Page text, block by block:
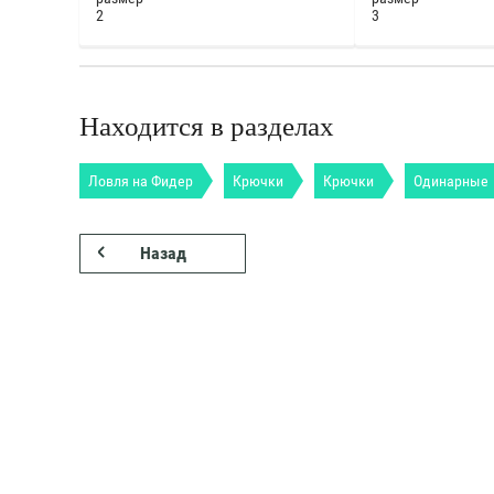
2
3
Находится в разделах
Ловля на Фидер Крючки Крючки Одинарные
Назад